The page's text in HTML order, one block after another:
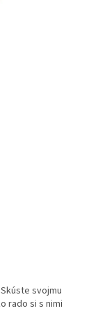
Skúste svojmu
rado si s nimi